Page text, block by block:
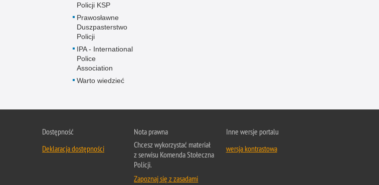
Policji KSP
Prawosławne
Duszpasterstwo
Policji
IPA - International
Police
Association
Warto wiedzieć
Dostępność
Deklaracja dostępności
Nota prawna
Chcesz wykorzystać materiał
z serwisu Komenda Stołeczna
Policji.
Zapoznaj się z zasadami
Inne wersje portalu
wersja kontrastowa